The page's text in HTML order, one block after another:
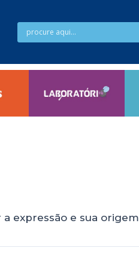
expressão e sua origem